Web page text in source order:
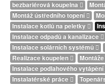
bezbariérová koupelna
Montáž ústředního topení
Instalace kotlů na peletky
Instalace odpadů a kanalizace
Instalace solárních systémů
Realizace koupelen
Instalace podlahového vytápění
Instalatérské práce